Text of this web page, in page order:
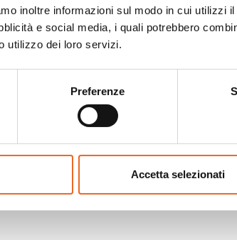
inoltre informazioni sul modo in cui utilizzi
e social media, i quali potrebbero
utilizzo dei loro servizi.
Preferenze
Accetta selezionati